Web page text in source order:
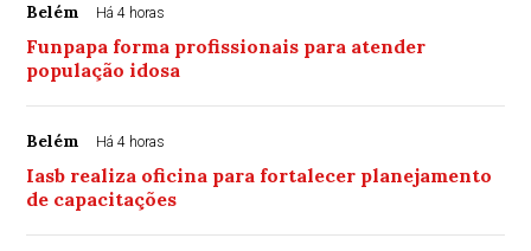
Belém Há 4 horas
Funpapa forma profissionais para atender
população idosa
Belém Há 4 horas
Iasb realiza oficina para fortalecer planejamento
de capacitações